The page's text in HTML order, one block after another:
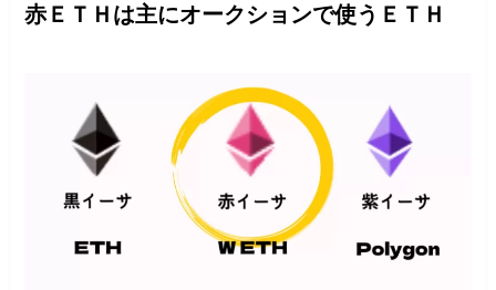
赤ＥＴＨは主にオークションで使うＥＴＨ